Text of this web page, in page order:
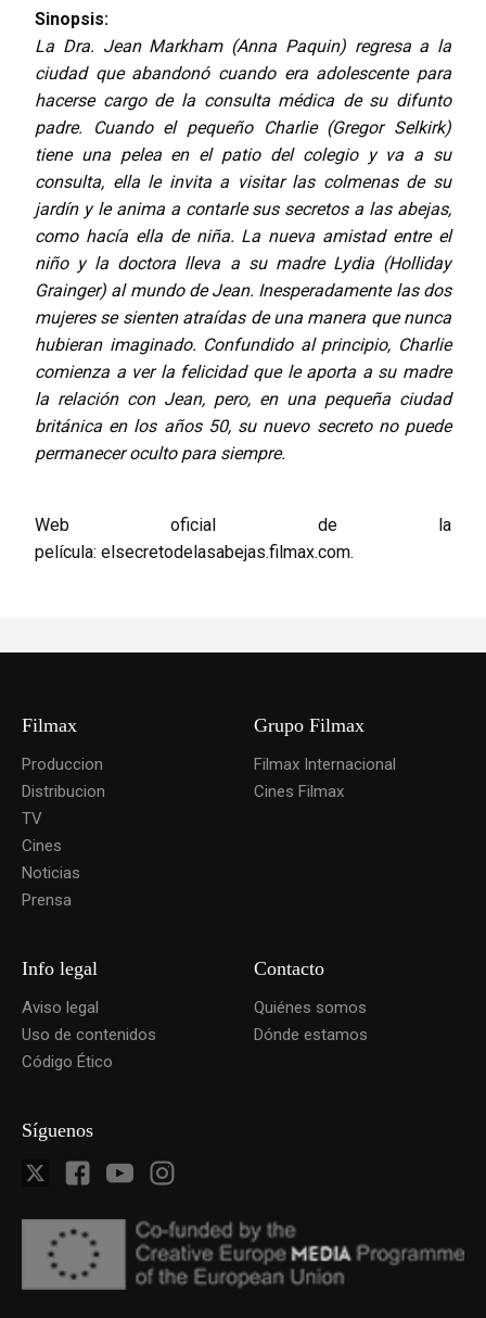
Sinopsis:
La Dra. Jean Markham (Anna Paquin) regresa a la
ciudad que abandonó cuando era adolescente para
hacerse cargo de la consulta médica de su difunto
padre. Cuando el pequeño Charlie (Gregor Selkirk)
tiene una pelea en el patio del colegio y va a su
consulta, ella le invita a visitar las colmenas de su
jardín y le anima a contarle sus secretos a las abejas,
como hacía ella de niña. La nueva amistad entre el
niño y la doctora lleva a su madre Lydia (Holliday
Grainger) al mundo de Jean. Inesperadamente las dos
mujeres se sienten atraídas de una manera que nunca
hubieran imaginado. Confundido al principio, Charlie
comienza a ver la felicidad que le aporta a su madre
la relación con Jean, pero, en una pequeña ciudad
británica en los años 50, su nuevo secreto no puede
permanecer oculto para siempre.
Web oficial de la
película: elsecretodelasabejas.filmax.com.
Filmax
Produccion
Distribucion
TV
Cines
Noticias
Prensa
Grupo Filmax
Filmax Internacional
Cines Filmax
Info legal
Aviso legal
Uso de contenidos
Código Ético
Contacto
Quiénes somos
Dónde estamos
Síguenos